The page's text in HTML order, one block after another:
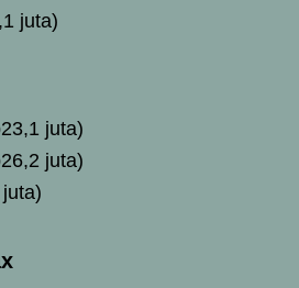
juta)
juta)
juta)